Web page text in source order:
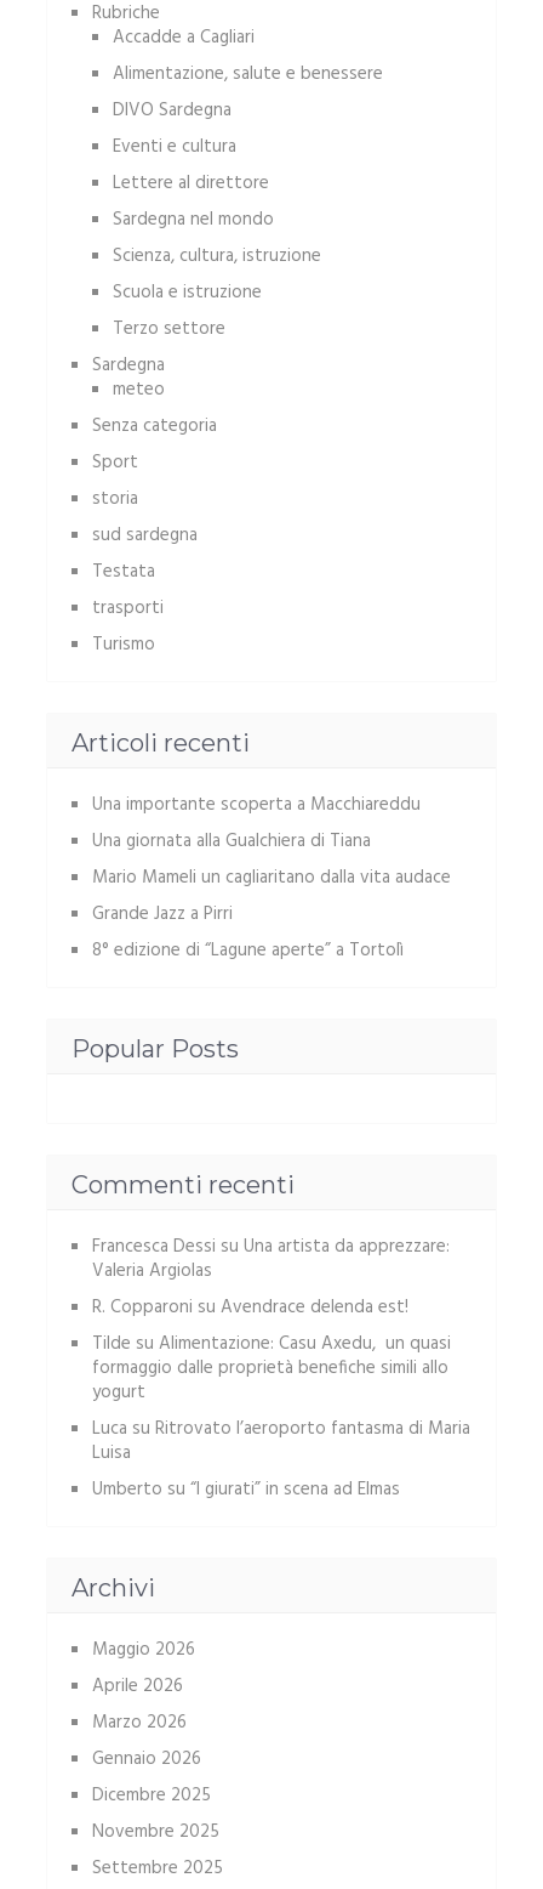
Rubriche
Accadde a Cagliari
Alimentazione, salute e benessere
DIVO Sardegna
Eventi e cultura
Lettere al direttore
Sardegna nel mondo
Scienza, cultura, istruzione
Scuola e istruzione
Terzo settore
Sardegna
meteo
Senza categoria
Sport
storia
sud sardegna
Testata
trasporti
Turismo
Articoli recenti
Una importante scoperta a Macchiareddu
Una giornata alla Gualchiera di Tiana
Mario Mameli un cagliaritano dalla vita audace
Grande Jazz a Pirri
8° edizione di “Lagune aperte” a Tortolì
Popular Posts
Commenti recenti
Francesca Dessi su Una artista da apprezzare:
Valeria Argiolas
R. Copparoni su Avendrace delenda est!
Tilde su Alimentazione: Casu Axedu, un quasi
formaggio dalle proprietà benefiche simili allo
yogurt
Luca su Ritrovato l’aeroporto fantasma di Maria
Luisa
Umberto su “I giurati” in scena ad Elmas
Archivi
Maggio 2026
Aprile 2026
Marzo 2026
Gennaio 2026
Dicembre 2025
Novembre 2025
Settembre 2025